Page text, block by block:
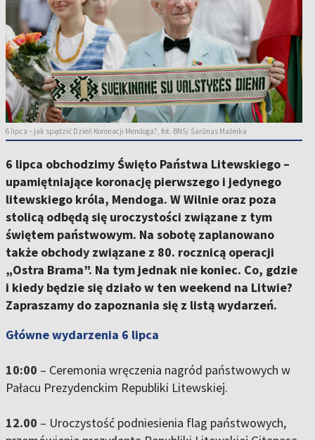
6 lipca – jak spędzić Dzień Koronacji Mendoga?, fot. BNS/ Šarūnas Mažeika
6 lipca obchodzimy Święto Państwa Litewskiego –
upamiętniające koronację pierwszego i jedynego
litewskiego króla, Mendoga. W Wilnie oraz poza
stolicą odbędą się uroczystości związane z tym
świętem państwowym. Na sobotę zaplanowano
także obchody związane z 80. rocznicą operacji
„Ostra Brama”. Na tym jednak nie koniec. Co, gdzie
i kiedy będzie się działo w ten weekend na Litwie?
Zapraszamy do zapoznania się z listą wydarzeń.
Główne wydarzenia 6 lipca
10:00 – Ceremonia wręczenia nagród państwowych w
Pałacu Prezydenckim Republiki Litewskiej.
12.00 – Uroczystość podniesienia flag państwowych,